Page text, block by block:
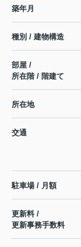
築年月
種別 / 建物構造
部屋 /
所在階 / 階建て
所在地
交通
駐車場 / 月額
更新料 /
更新事務手数料